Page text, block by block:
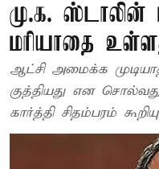
மு.க.
மரியாதை
ஆட்சி அமைக்க
குத்தியது என
கார்த்தி சிதம்பரம்